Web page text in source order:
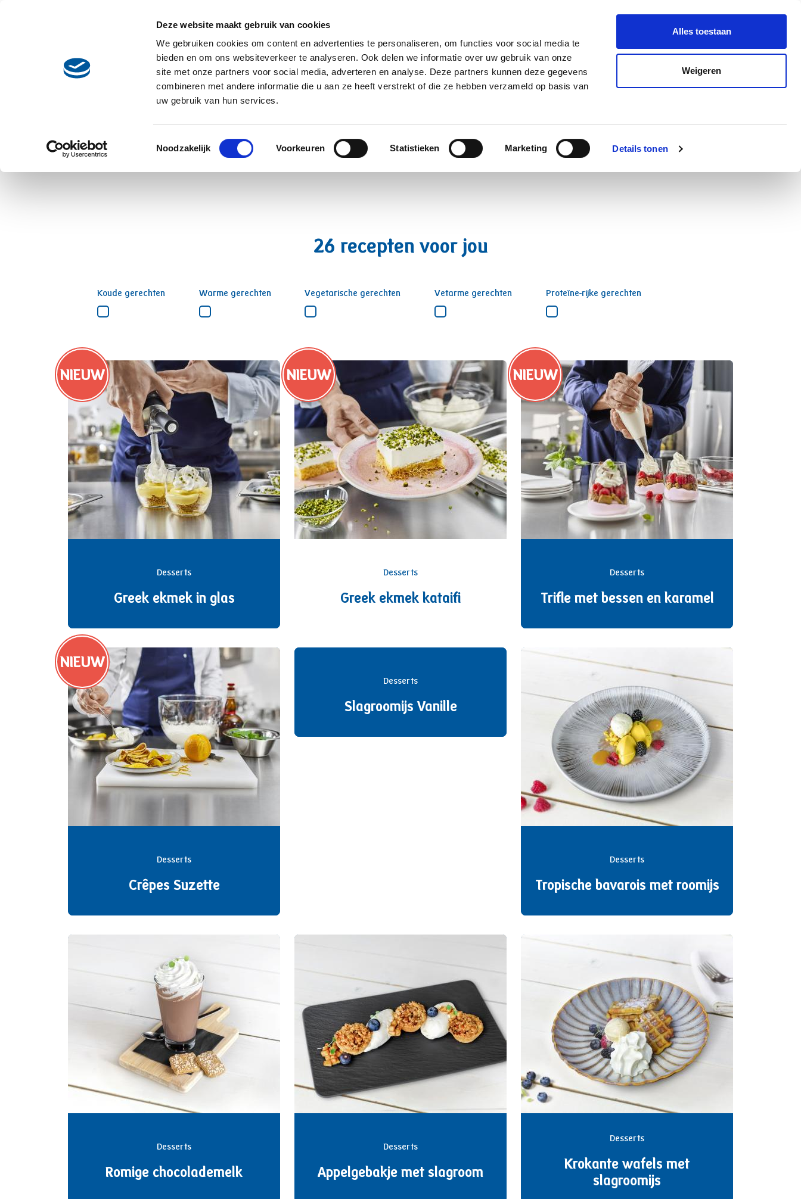
Deze website maakt gebruik van cookies
We gebruiken cookies om content en advertenties te personaliseren, om functies voor social media te
bieden en om ons websiteverkeer te analyseren. Ook delen we informatie over uw gebruik van onze
site met onze partners voor social media, adverteren en analyse. Deze partners kunnen deze gegevens
combineren met andere informatie die u aan ze heeft verstrekt of die ze hebben verzameld op basis van
uw gebruik van hun services.
Toestemmingsselectie
Noodzakelijk Voorkeuren Statistieken Marketing Details tonen
Alles toestaan
Weigeren
Recepten Producten NL-NL
Desserts
26 recepten voor jou
Koude gerechten Warme gerechten Vegetarische gerechten Vetarme gerechten Proteïne-rijke gerechten
NIEUW
Desserts
Greek ekmek in glas
NIEUW
Desserts
Greek ekmek kataifi
NIEUW
Desserts
Trifle met bessen en karamel
NIEUW
Desserts
Crêpes Suzette
Desserts
Slagroomijs Vanille
Desserts
Tropische bavarois met roomijs
Desserts
Romige chocolademelk
Desserts
Appelgebakje met slagroom
Desserts
Krokante wafels met
slagroomijs